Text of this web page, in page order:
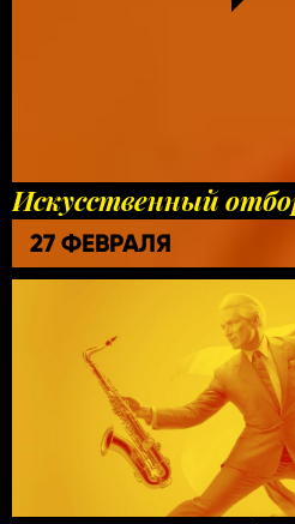
Искусственный
27 ФЕВРАЛЯ